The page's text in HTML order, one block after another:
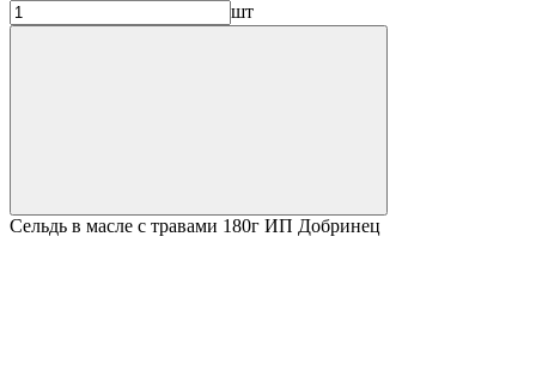
шт
Сельдь в масле с травами 180г ИП Добринец